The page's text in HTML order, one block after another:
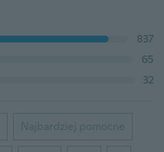
837
65
32
Najbardziej pomocne